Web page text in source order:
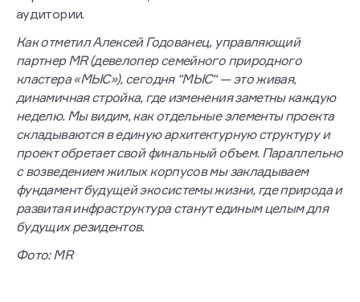
аудитории.
Как отметил Алексей Годованец, управляющий
партнер MR (девелопер семейного природного
кластера «МЫС»), сегодня “МЫС“ — это живая,
динамичная стройка, где изменения заметны каждую
неделю. Мы видим, как отдельные элементы проекта
складываются в единую архитектурную структуру и
проект обретает свой финальный объем. Параллельно
с возведением жилых корпусов мы закладываем
фундамент будущей экосистемы жизни, где природа и
развитая инфраструктура станут единым целым для
будущих резидентов.
Фото: MR